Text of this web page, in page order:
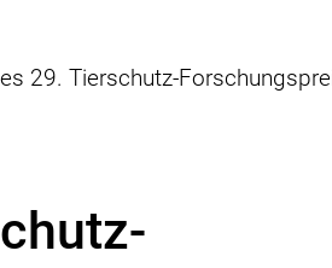
des Bundesministeriums für Ernährung, Landwirtschaft